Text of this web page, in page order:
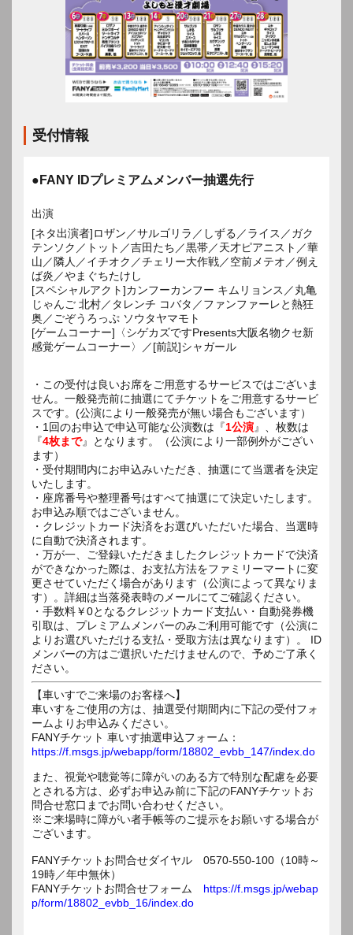
受付情報
●FANY IDプレミアムメンバー抽選先行
出演
[ネタ出演者]ロザン／サルゴリラ／しずる／ライス／ガク
テンソク／トット／吉田たち／黒帯／天才ピアニスト／華
山／隣人／イチオク／チェリー大作戦／空前メテオ／例え
ば炎／やまぐちたけし
[スペシャルアクト]カンフーカンフー キムリョンス／丸亀
じゃんご 北村／タレンチ コバタ／ファンファーレと熱狂
奥／ごぞうろっぷ ソウタヤマモト
[ゲームコーナー]〈シゲカズですPresents大阪名物クセ新
感覚ゲームコーナー〉／[前説]シャガール
・この受付は良いお席をご用意するサービスではございま
せん。一般発売前に抽選にてチケットをご用意するサービ
スです。(公演により一般発売が無い場合もございます）
・1回のお申込で申込可能な公演数は『1公演』、枚数は
『4枚まで』となります。（公演により一部例外がござい
ます）
・受付期間内にお申込みいただき、抽選にて当選者を決定
いたします。
・座席番号や整理番号はすべて抽選にて決定いたします。
お申込み順ではございません。
・クレジットカード決済をお選びいただいた場合、当選時
に自動で決済されます。
・万が一、ご登録いただきましたクレジットカードで決済
ができなかった際は、お支払方法をファミリーマートに変
更させていただく場合があります（公演によって異なりま
す）。詳細は当落発表時のメールにてご確認ください。
・手数料￥0となるクレジットカード支払い・自動発券機
引取は、プレミアムメンバーのみご利用可能です（公演に
よりお選びいただける支払・受取方法は異なります）。 ID
メンバーの方はご選択いただけませんので、予めご了承く
ださい。
【車いすでご来場のお客様へ】
車いすをご使用の方は、抽選受付期間内に下記の受付フォ
ームよりお申込みください。
FANYチケット 車いす抽選申込フォーム：
https://f.msgs.jp/webapp/form/18802_evbb_147/index.do
また、視覚や聴覚等に障がいのある方で特別な配慮を必要
とされる方は、必ずお申込み前に下記のFANYチケットお
問合せ窓口までお問い合わせください。
※ご来場時に障がい者手帳等のご提示をお願いする場合が
ございます。
FANYチケットお問合せダイヤル 0570-550-100（10時～
19時／年中無休）
FANYチケットお問合せフォーム https://f.msgs.jp/webap
p/form/18802_evbb_16/index.do